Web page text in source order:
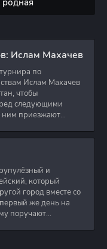
Ислам Махачев
по
Ислам Махачев
чтобы
следующими
ним приезжают
и
который
город вместе со
же день на
поручают